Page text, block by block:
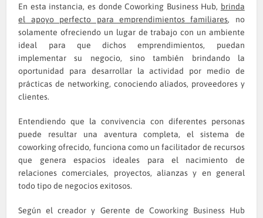
En esta instancia, es donde Coworking Business Hub, brinda
el apoyo perfecto para emprendimientos familiares, no
solamente ofreciendo un lugar de trabajo con un ambiente
ideal para que dichos emprendimientos, puedan
implementar su negocio, sino también brindando la
oportunidad para desarrollar la actividad por medio de
prácticas de networking, conociendo aliados, proveedores y
clientes.
Entendiendo que la convivencia con diferentes personas
puede resultar una aventura completa, el sistema de
coworking ofrecido, funciona como un facilitador de recursos
que genera espacios ideales para el nacimiento de
relaciones comerciales, proyectos, alianzas y en general
todo tipo de negocios exitosos.
Según el creador y Gerente de Coworking Business Hub